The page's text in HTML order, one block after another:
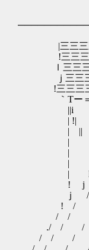
|三三三三三
!三三三三三
ｌ三三三三
ｊ三三三三
!三三三三三
｀Tー＝＝
||i / ／ノ
| !| ／
| || ≧三=
| 彡^
|
| i i
| l l ﾊ
! j
ｊ /
! / i |
/ / ｊ /
./ / / / jl
/ / / / // j